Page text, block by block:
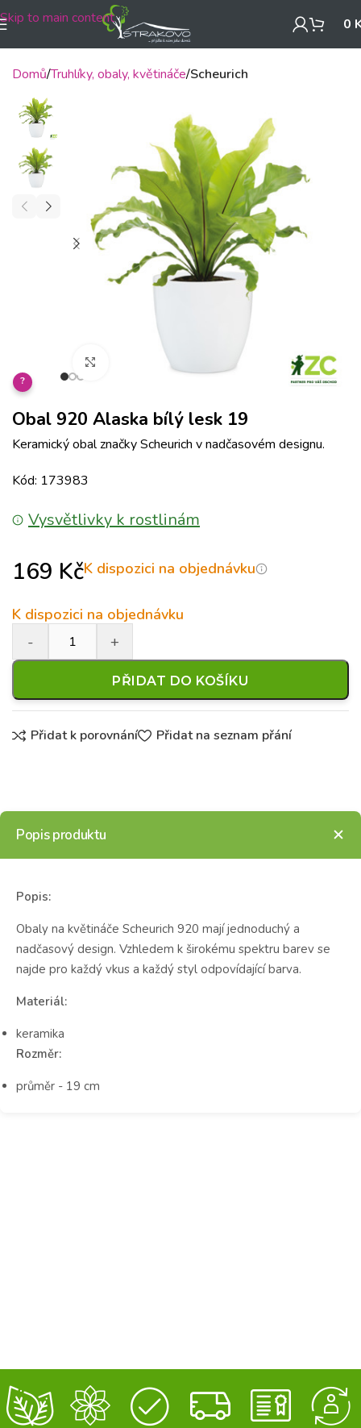
Skip to main content 0
Domů Truhlíky, obaly, květináče Scheurich
Klikněte pro zvětšení
?
Obal 920 Alaska bílý lesk 19
Keramický obal značky Scheurich v nadčasovém designu.
Kód: 173983
Vysvětlivky k rostlinám
169 KčK dispozici na objednávku
K dispozici na objednávku
PŘIDAT DO KOŠÍKU
Přidat k porovnání Přidat na seznam přání
Popis produktu
Popis:
Obaly na květináče Scheurich 920 mají jednoduchý a
nadčasový design. Vzhledem k širokému spektru barev se
najde pro každý vkus a každý styl odpovídající barva.
Materiál:
keramika
Rozměr:
průměr - 19 cm